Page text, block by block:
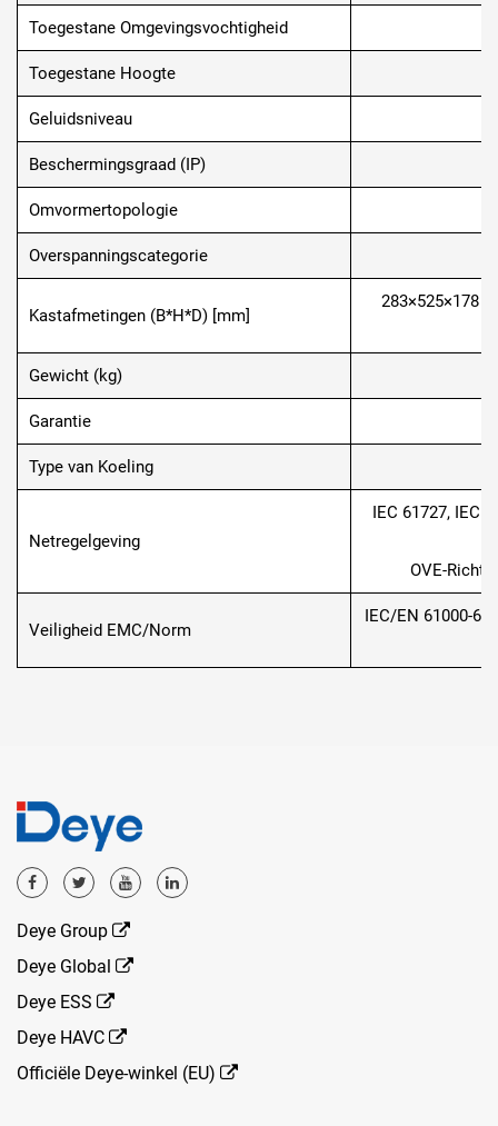
Toegestane Omgevingsvochtigheid
Toegestane Hoogte
Geluidsniveau
Beschermingsgraad (IP)
Omvormertopologie
Overspanningscategorie
Kastafmetingen (B*H*D) [mm]
283×525×178
Gewicht (kg)
Garantie
Type van Koeling
Netregelgeving
IEC 61727, IEC
OVE-
Veiligheid EMC/Norm
IEC/EN 61000-6-
Deye Group
Deye Global
Deye ESS
Deye HAVC
Officiële Deye-winkel (EU)